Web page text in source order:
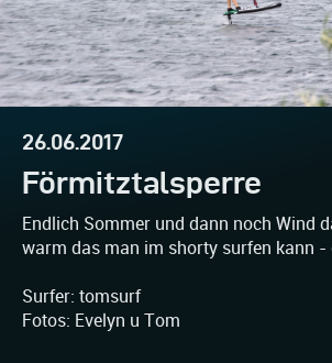
26.06.2017
Förmitztalsperre
Endlich Sommer und dann noch Wind
warm das man im shorty surfen kann -
Surfer: tomsurf
Fotos: Evelyn u Tom